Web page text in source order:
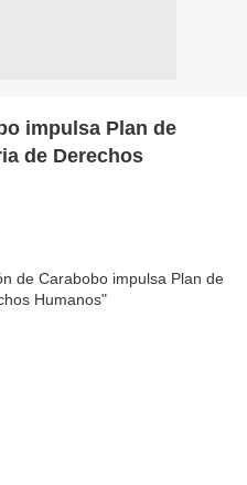
impulsa Plan de
de Derechos